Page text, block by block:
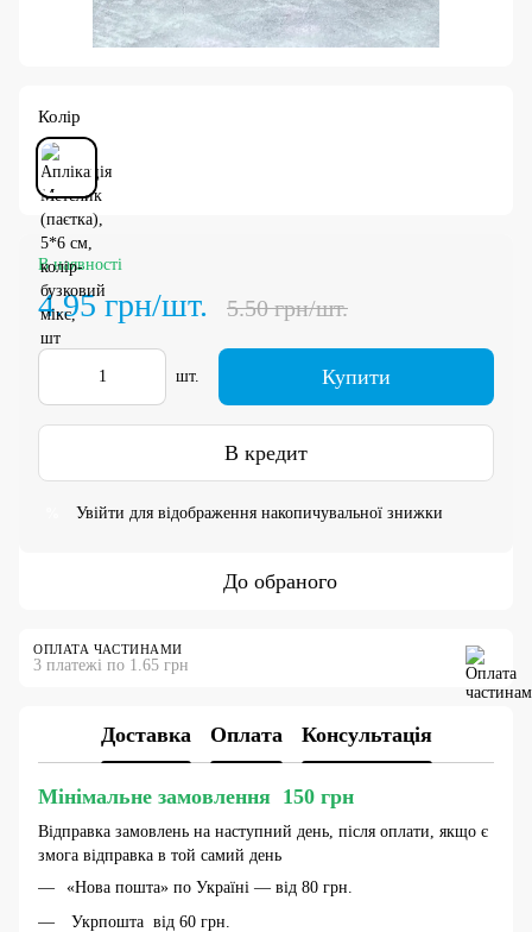
Колір
В наявності
4.95 грн/шт. 5.50 грн/шт.
шт. Купити
В кредит
Увійти для відображення накопичувальної знижки
До обраного
ОПЛАТА ЧАСТИНАМИ
3 платежі по 1.65 грн
Доставка Оплата Консультація
Мінімальне замовлення 150 грн
Відправка замовлень на наступний день, після оплати, якщо є
змога відправка в той самий день
«Нова пошта» по Україні — від 80 грн.
Укрпошта від 60 грн.